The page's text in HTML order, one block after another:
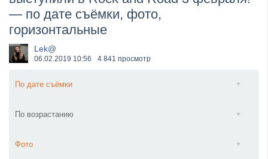
​Wacken Open Air 2027 объявил новую волну участ...
— по дате съёмки, фото,
горизонтальные
Lek@
06.02.2019 10:56 4 841 просмотр
По дате съёмки
По возрастанию
Фото